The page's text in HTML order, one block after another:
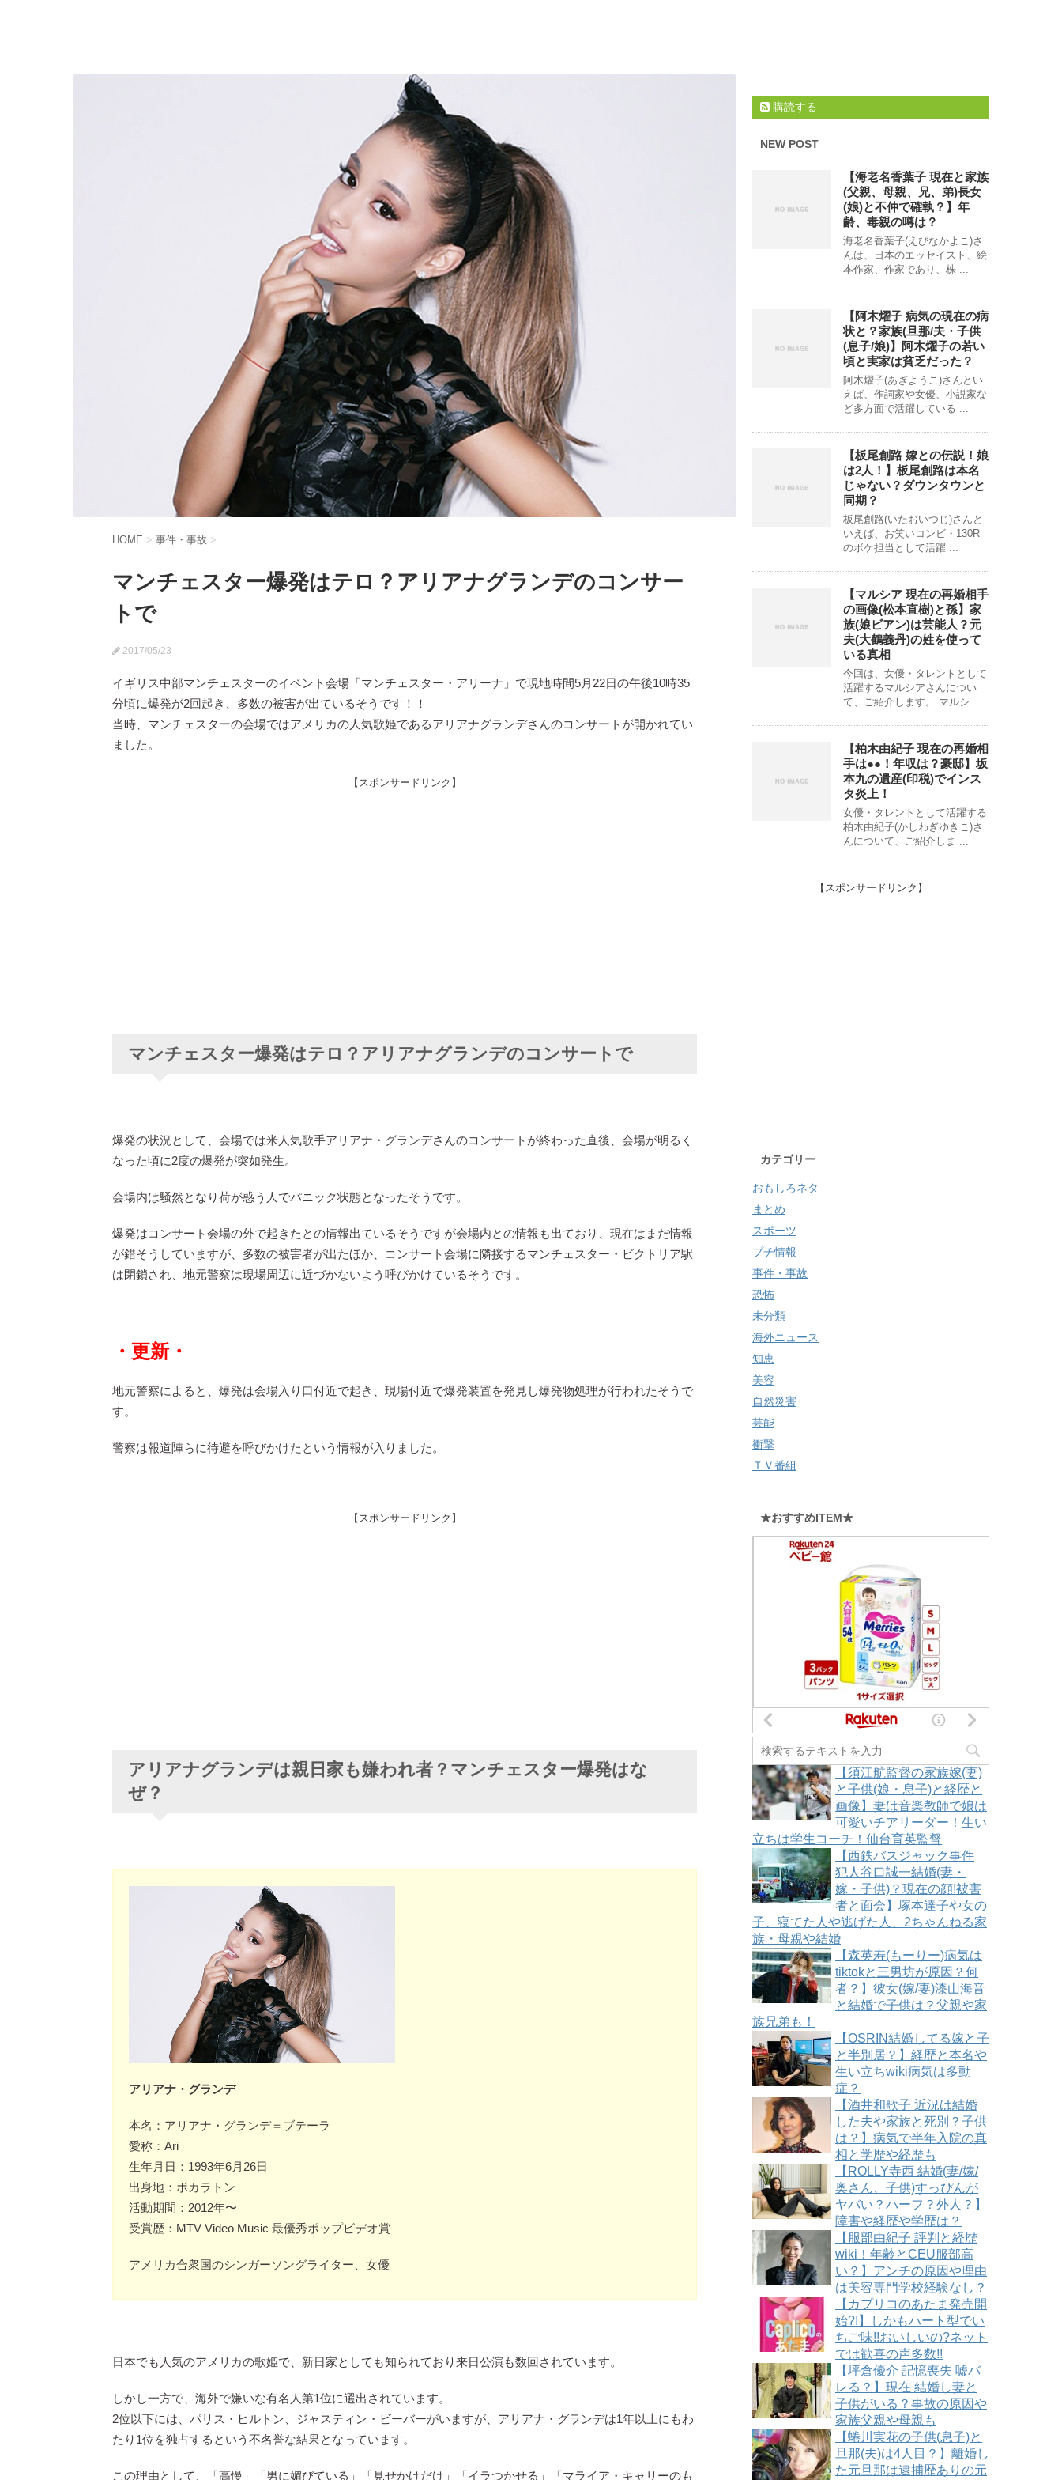
HOME > 事件・事故 >
マンチェスター爆発はテロ？アリアナグランデのコンサー
トで
2017/05/23
イギリス中部マンチェスターのイベント会場「マンチェスター・アリーナ」で現地時間5月22日の午後10時35
分頃に爆発が2回起き、多数の被害が出ているそうです！！
当時、マンチェスターの会場ではアメリカの人気歌姫であるアリアナグランデさんのコンサートが開かれてい
ました。
【スポンサードリンク】
マンチェスター爆発はテロ？アリアナグランデのコンサートで
爆発の状況として、会場では米人気歌手アリアナ・グランデさんのコンサートが終わった直後、会場が明るく
なった頃に2度の爆発が突如発生。
会場内は騒然となり荷が惑う人でパニック状態となったそうです。
爆発はコンサート会場の外で起きたとの情報出ているそうですが会場内との情報も出ており、現在はまだ情報
が錯そうしていますが、多数の被害者が出たほか、コンサート会場に隣接するマンチェスター・ビクトリア駅
は閉鎖され、地元警察は現場周辺に近づかないよう呼びかけているそうです。
・更新・
地元警察によると、爆発は会場入り口付近で起き、現場付近で爆発装置を発見し爆発物処理が行われたそうで
す。
警察は報道陣らに待避を呼びかけたという情報が入りました。
【スポンサードリンク】
アリアナグランデは親日家も嫌われ者？マンチェスター爆発はな
ぜ？
アリアナ・グランデ
本名：アリアナ・グランデ＝ブテーラ
愛称：Ari
生年月日：1993年6月26日
出身地：ボカラトン
活動期間：2012年〜
受賞歴：MTV Video Music 最優秀ポップビデオ賞
アメリカ合衆国のシンガーソングライター、女優
日本でも人気のアメリカの歌姫で、新日家としても知られており来日公演も数回されています。
しかし一方で、海外で嫌いな有名人第1位に選出されています。
2位以下には、パリス・ヒルトン、ジャスティン・ビーバーがいますが、アリアナ・グランデは1年以上にもわ
たり1位を独占するという不名誉な結果となっています。
この理由として、「高慢」「男に媚びている」「見せかけだけ」「イラつかせる」「マライア・キャリーのも
購読する
NEW POST
【海老名香葉子 現在と家族
(父親、母親、兄、弟)長女
(娘)と不仲で確執？】年
齢、毒親の噂は？
海老名香葉子(えびなかよこ)さ
んは、日本のエッセイスト、絵
本作家、作家であり、株 ...
【阿木燿子 病気の現在の病
状と？家族(旦那/夫・子供
(息子/娘)】阿木燿子の若い
頃と実家は貧乏だった？
阿木燿子(あぎようこ)さんとい
えば、作詞家や女優、小説家な
ど多方面で活躍している ...
【板尾創路 嫁との伝説！娘
は2人！】板尾創路は本名
じゃない？ダウンタウンと
同期？
板尾創路(いたおいつじ)さんと
いえば、お笑いコンビ・130R
のボケ担当として活躍 ...
【マルシア 現在の再婚相手
の画像(松本直樹)と孫】家
族(娘ビアン)は芸能人？元
夫(大鶴義丹)の姓を使って
いる真相
今回は、女優・タレントとして
活躍するマルシアさんについ
て、ご紹介します。 マルシ ...
【柏木由紀子 現在の再婚相
手は●●！年収は？豪邸】坂
本九の遺産(印税)でインス
タ炎上！
女優・タレントとして活躍する
柏木由紀子(かしわぎゆきこ)さ
んについて、ご紹介しま ...
【スポンサードリンク】
カテゴリー
おもしろネタ
まとめ
スポーツ
プチ情報
事件・事故
恐怖
未分類
海外ニュース
知恵
美容
自然災害
芸能
衝撃
ＴＶ番組
★おすすめITEM★
【須江航監督の家族嫁(妻)
と子供(娘・息子)と経歴と
画像】妻は音楽教師で娘は
可愛いチアリーダー！生い
立ちは学生コーチ！仙台育英監督
【西鉄バスジャック事件
犯人谷口誠一結婚(妻・
嫁・子供)？現在の顔!被害
者と面会】塚本達子や女の
子、寝てた人や逃げた人、2ちゃんねる家
族・母親や結婚
【森英寿(もーりー)病気は
tiktokと三男坊が原因？何
者？】彼女(嫁/妻)漆山海音
と結婚で子供は？父親や家
族兄弟も！
【OSRIN結婚してる嫁と子
と半別居？】経歴と本名や
生い立ちwiki病気は多動
症？
【酒井和歌子 近況は結婚
した夫や家族と死別？子供
は？】病気で半年入院の真
相と学歴や経歴も
【ROLLY寺西 結婚(妻/嫁/
奥さん、子供)すっぴんが
ヤバい？ハーフ？外人？】
障害や経歴や学歴は？
【服部由紀子 評判と経歴
wiki！年齢とCEU服部高
い？】アンチの原因や理由
は美容専門学校経験なし？
【カプリコのあたま発売開
始?!】しかもハート型でい
ちご味!!おいしいの?ネット
では歓喜の声多数!!
【坪倉優介 記憶喪失 嘘バ
レる？】現在 結婚し妻と
子供がいる？事故の原因や
家族父親や母親も
【蜷川実花の子供(息子)と
旦那(夫)は4人目？】離婚し
た元旦那は逮捕歴ありの元